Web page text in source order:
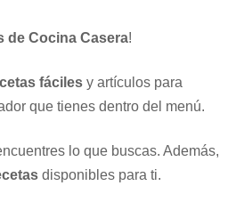
de Cocina Casera!
fáciles y artículos para
que tienes dentro del menú.
lo que buscas. Además,
disponibles para ti.